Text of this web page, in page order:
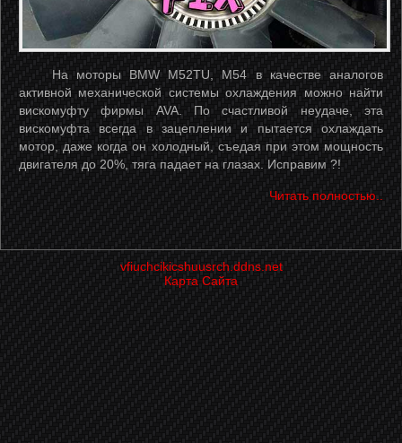
На моторы BMW M52TU, M54 в качестве аналогов
активной механической системы охлаждения можно найти
вискомуфту фирмы AVA. По счастливой неудаче, эта
вискомуфта всегда в зацеплении и пытается охлаждать
мотор, даже когда он холодный, съедая при этом мощность
двигателя до 20%, тяга падает на глазах. Исправим ?!
Читать полностью..
vfiuchcikicshuusrch.ddns.net
Карта Сайта